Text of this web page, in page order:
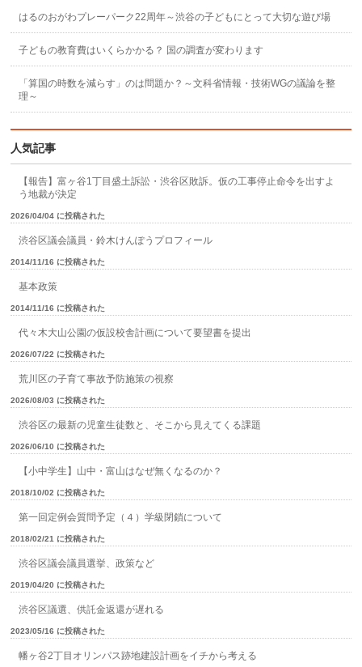
はるのおがわプレーパーク22周年～渋谷の子どもにとって大切な遊び場
子どもの教育費はいくらかかる？ 国の調査が変わります
「算国の時数を減らす」のは問題か？～文科省情報・技術WGの議論を整
理～
人気記事
【報告】富ヶ谷1丁目盛土訴訟・渋谷区敗訴。仮の工事停止命令を出すよ
う地裁が決定
2026/04/04 に投稿された
渋谷区議会議員・鈴木けんぽうプロフィール
2014/11/16 に投稿された
基本政策
2014/11/16 に投稿された
代々木大山公園の仮設校舎計画について要望書を提出
2026/07/22 に投稿された
荒川区の子育て事故予防施策の視察
2026/08/03 に投稿された
渋谷区の最新の児童生徒数と、そこから見えてくる課題
2026/06/10 に投稿された
【小中学生】山中・富山はなぜ無くなるのか？
2018/10/02 に投稿された
第一回定例会質問予定（４）学級閉鎖について
2018/02/21 に投稿された
渋谷区議会議員選挙、政策など
2019/04/20 に投稿された
渋谷区議選、供託金返還が遅れる
2023/05/16 に投稿された
幡ヶ谷2丁目オリンパス跡地建設計画をイチから考える